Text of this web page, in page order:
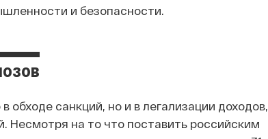
и безопасности.
санкций, но и в легализации доходов,
Несмотря на то что поставить российским